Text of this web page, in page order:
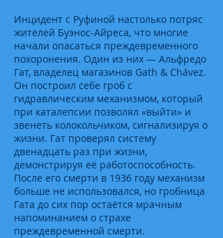
Инцидент с Руфиной настолько потряс
жителей Буэнос-Айреса, что многие
начали опасаться преждевременного
похоронения. Один из них — Альфредо
Гат, владелец магазинов Gath & Chávez.
Он построил себе гроб с
гидравлическим механизмом, который
при каталепсии позволял «выйти» и
звенеть колокольчиком, сигнализируя о
жизни. Гат проверял систему
двенадцать раз при жизни,
демонстрируя её работоспособность.
После его смерти в 1936 году механизм
больше не использовался, но гробница
Гата до сих пор остаётся мрачным
напоминанием о страхе
преждевременной смерти.